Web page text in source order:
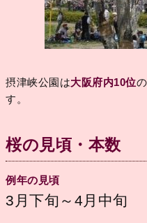
摂津峡公園は大阪府内10位
す。
桜の見頃・本数
例年の見頃
3月下旬～4月中旬